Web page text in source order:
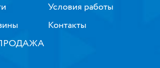
Условия работы
Контакты